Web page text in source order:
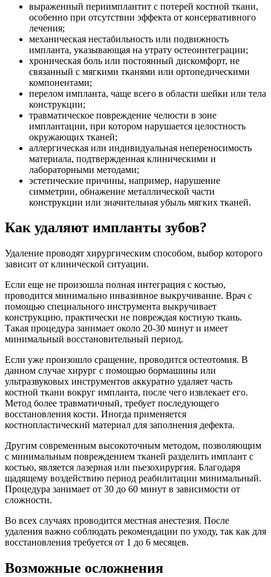
выраженный периимплантит с потерей костной ткани,
особенно при отсутствии эффекта от консервативного
лечения;
механическая нестабильность или подвижность
импланта, указывающая на утрату остеоинтеграции;
хроническая боль или постоянный дискомфорт, не
связанный с мягкими тканями или ортопедическими
компонентами;
перелом импланта, чаще всего в области шейки или тела
конструкции;
травматическое повреждение челюсти в зоне
имплантации, при котором нарушается целостность
окружающих тканей;
аллергическая или индивидуальная непереносимость
материала, подтвержденная клиническими и
лабораторными методами;
эстетические причины, например, нарушение
симметрии, обнажение металлической части
конструкции или значительная убыль мягких тканей.
Как удаляют импланты зубов?
Удаление проводят хирургическим способом, выбор которого
зависит от клинической ситуации.
Если еще не произошла полная интеграция с костью,
проводится минимально инвазивное выкручивание. Врач с
помощью специального инструмента выкручивает
конструкцию, практически не повреждая костную ткань.
Такая процедура занимает около 20-30 минут и имеет
минимальный восстановительный период.
Если уже произошло сращение, проводится остеотомия. В
данном случае хирург с помощью бормашины или
ультразвуковых инструментов аккуратно удаляет часть
костной ткани вокруг импланта, после чего извлекает его.
Метод более травматичный, требует последующего
восстановления кости. Иногда применяется
костнопластический материал для заполнения дефекта.
Другим современным высокоточным методом, позволяющим
с минимальным повреждением тканей разделить имплант с
костью, является лазерная или пьезохирургия. Благодаря
щадящему воздействию период реабилитации минимальный.
Процедура занимает от 30 до 60 минут в зависимости от
сложности.
Во всех случаях проводится местная анестезия. После
удаления важно соблюдать рекомендации по уходу, так как для
восстановления требуется от 1 до 6 месяцев.
Возможные осложнения